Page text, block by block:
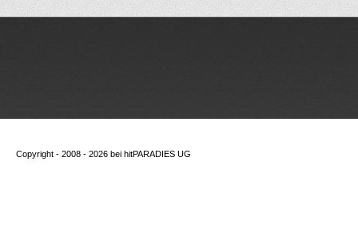
Copyright - 2008 - 2026 bei hitPARADIES UG